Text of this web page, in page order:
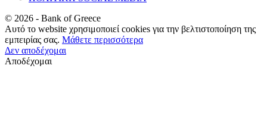
© 2026 - Bank of Greece
Αυτό το website χρησιμοποιεί cookies για την βελτιστοποίηση της
εμπειρίας σας. Μάθετε περισσότερα
Δεν αποδέχομαι
Αποδέχομαι